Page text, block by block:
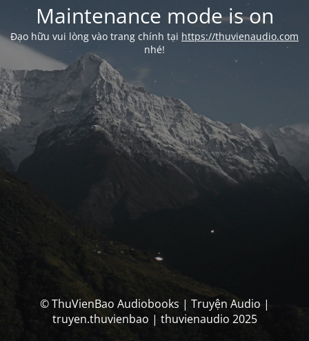
Maintenance mode is on
Đạo hữu vui lòng vào trang chính tại https://thuvienaudio.com
nhé!
© ThuVienBao Audiobooks | Truyện Audio |
truyen.thuvienbao | thuvienaudio 2025